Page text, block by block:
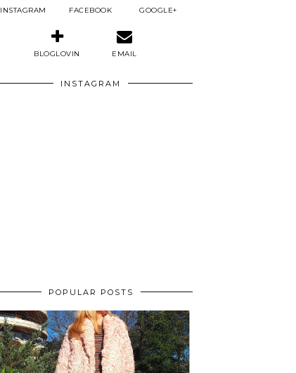
INSTAGRAM FACEBOOK GOOGLE+
BLOGLOVIN EMAIL
INSTAGRAM
POPULAR POSTS